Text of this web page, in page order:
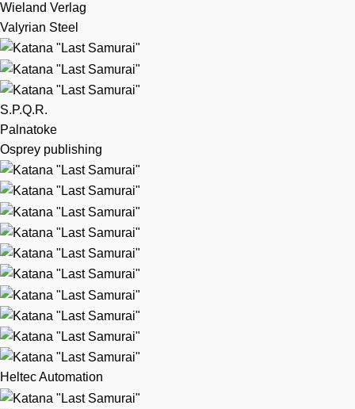
Wieland Verlag
Valyrian Steel
S.P.Q.R.
Palnatoke
Osprey publishing
Heltec Automation